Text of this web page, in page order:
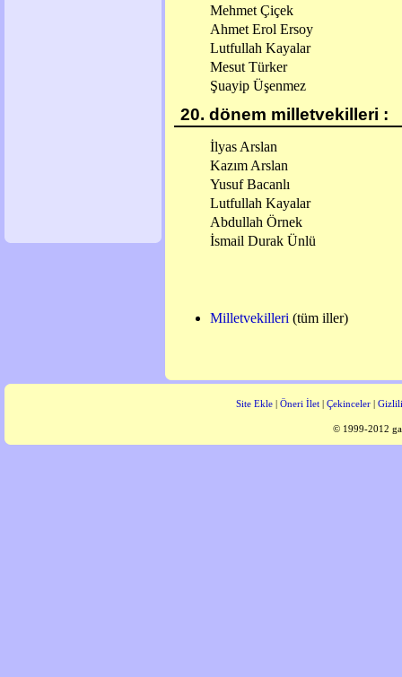
Mehmet Çiçek
Ahmet Erol Ersoy
Lutfullah Kayalar
Mesut Türker
Şuayip Üşenmez
20. dönem milletvekilleri :
İlyas Arslan
Kazım Arslan
Yusuf Bacanlı
Lutfullah Kayalar
Abdullah Örnek
İsmail Durak Ünlü
Milletvekilleri (tüm iller)
Site Ekle| Öneri İlet| Çekinceler|
© 1999-2012